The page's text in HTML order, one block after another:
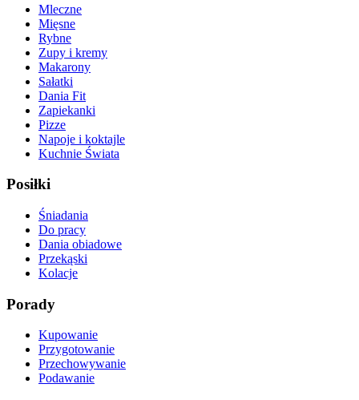
Mleczne
Mięsne
Rybne
Zupy i kremy
Makarony
Sałatki
Dania Fit
Zapiekanki
Pizze
Napoje i koktajle
Kuchnie Świata
Posiłki
Śniadania
Do pracy
Dania obiadowe
Przekąski
Kolacje
Porady
Kupowanie
Przygotowanie
Przechowywanie
Podawanie